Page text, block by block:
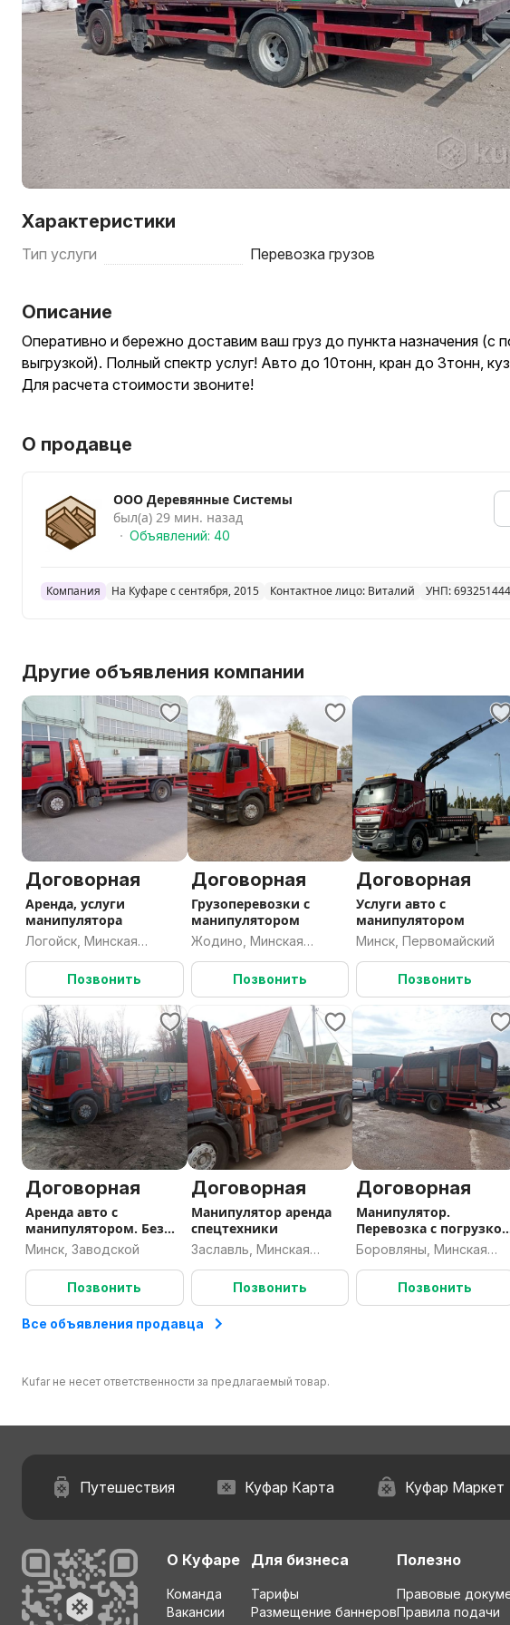
Характеристики
Тип услуги Перевозка грузов
Описание
Оперативно и бережно доставим ваш груз до пункта назначения (с
выгрузкой). Полный спектр услуг! Авто до 10тонн, кран до 3тонн,
Для расчета стоимости звоните!
О продавце
ООО Деревянные Системы
был(а) 29 мин. назад
Объявлений: 40
Компания На Куфаре с сентября, 2015 Контактное лицо: Виталий УНП: 693251444
Другие объявления компании
Договорная
Аренда, услуги
манипулятора
Логойск, Минская
область
Позвонить
Договорная
Грузоперевозки с
манипулятором
Жодино, Минская
область
Позвонить
Договорная
Услуги авто с
манипулятором
Минск, Первомайский
Позвонить
Договорная
Аренда авто с
манипулятором. Без
выходных.
Минск, Заводской
Позвонить
Договорная
Манипулятор аренда
спецтехники
Заславль, Минская
область
Позвонить
Договорная
Манипулятор.
Перевозка с
и выгрузкой.
Боровляны, Минская
область
Позвонить
Все объявления продавца
Kufar не несет ответственности за предлагаемый товар.
Путешествия Куфар Карта Куфар Маркет
О Куфаре
Команда
Вакансии
Для бизнеса
Тарифы
Размещение баннеров
Полезно
Правовые
Правила подачи